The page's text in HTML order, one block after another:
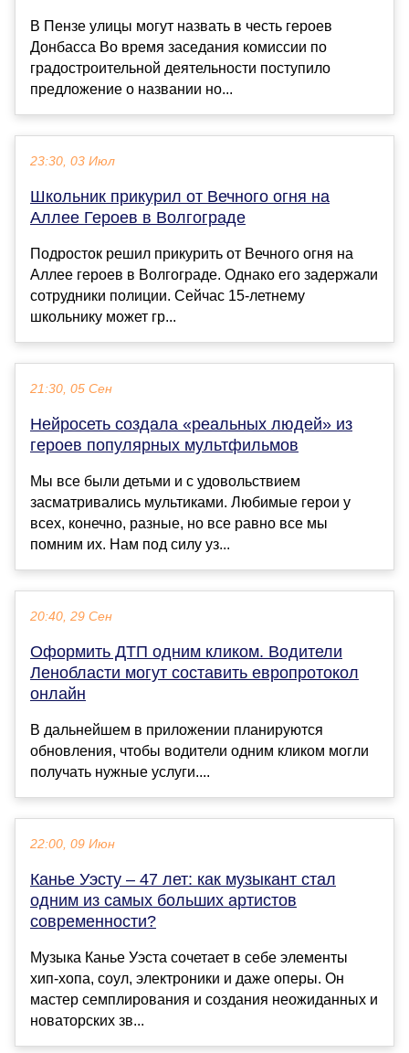
В Пензе улицы могут назвать в честь героев
Донбасса Во время заседания комиссии по
градостроительной деятельности поступило
предложение о названии но...
23:30, 03 Июл
Школьник прикурил от Вечного огня на
Аллее Героев в Волгограде
Подросток решил прикурить от Вечного огня на
Аллее героев в Волгограде. Однако его задержали
сотрудники полиции. Сейчас 15-летнему
школьнику может гр...
21:30, 05 Сен
Нейросеть создала «реальных людей» из
героев популярных мультфильмов
Мы все были детьми и с удовольствием
засматривались мультиками. Любимые герои у
всех, конечно, разные, но все равно все мы
помним их. Нам под силу уз...
20:40, 29 Сен
Оформить ДТП одним кликом. Водители
Ленобласти могут составить европротокол
онлайн
В дальнейшем в приложении планируются
обновления, чтобы водители одним кликом могли
получать нужные услуги....
22:00, 09 Июн
Канье Уэсту – 47 лет: как музыкант стал
одним из самых больших артистов
современности?
Музыка Канье Уэста сочетает в себе элементы
хип-хопа, соул, электроники и даже оперы. Он
мастер семплирования и создания неожиданных и
новаторских зв...